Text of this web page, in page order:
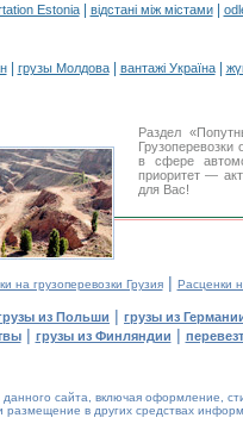
Estonia| відстані між містами|
| грузы Молдова| вантажі Україна|
Раздел
в сфере
приоритет —
для Вас!
на грузоперевозки Грузия| Расценки
из Польши | грузы из
| грузы из Финляндии |
сайта, включая оформление,
размещение в других средствах